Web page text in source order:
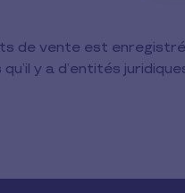
de vente est
y a d’entités